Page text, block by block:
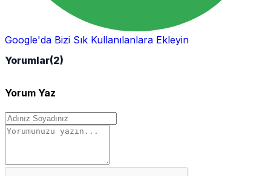
Google'da Bizi Sık Kullanılanlara Ekleyin
Yorumlar(2)
Yorum Yaz